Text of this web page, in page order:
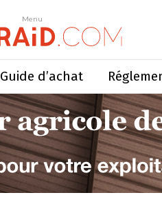
Menu
Guide d’achat